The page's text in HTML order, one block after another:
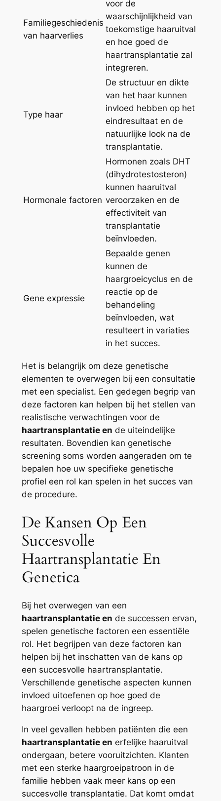
Familiegeschiedenis
van haarverlies
voor de
waarschijnlijkheid van
toekomstige haaruitval
en hoe goed de
haartransplantatie zal
integreren.
Type haar
De structuur en dikte
van het haar kunnen
invloed hebben op het
eindresultaat en de
natuurlijke look na de
transplantatie.
Hormonale factoren
Hormonen zoals DHT
(dihydrotestosteron)
kunnen haaruitval
veroorzaken en de
effectiviteit van
transplantatie
beïnvloeden.
Gene expressie
Bepaalde genen
kunnen de
haargroeicyclus en de
reactie op de
behandeling
beïnvloeden, wat
resulteert in variaties
in het succes.
Het is belangrijk om deze genetische
elementen te overwegen bij een consultatie
met een specialist. Een gedegen begrip van
deze factoren kan helpen bij het stellen van
realistische verwachtingen voor de
haartransplantatie en de uiteindelijke
resultaten. Bovendien kan genetische
screening soms worden aangeraden om te
bepalen hoe uw specifieke genetische
profiel een rol kan spelen in het succes van
de procedure.
De Kansen Op Een
Succesvolle
Haartransplantatie En
Genetica
Bij het overwegen van een
haartransplantatie en de successen ervan,
spelen genetische factoren een essentiële
rol. Het begrijpen van deze factoren kan
helpen bij het inschatten van de kans op
een succesvolle haartransplantatie.
Verschillende genetische aspecten kunnen
invloed uitoefenen op hoe goed de
haargroei verloopt na de ingreep.
In veel gevallen hebben patiënten die een
haartransplantatie en erfelijke haaruitval
ondergaan, betere vooruitzichten. Klanten
met een sterke haargroeipatroon in de
familie hebben vaak meer kans op een
succesvolle transplantatie. Dat komt omdat